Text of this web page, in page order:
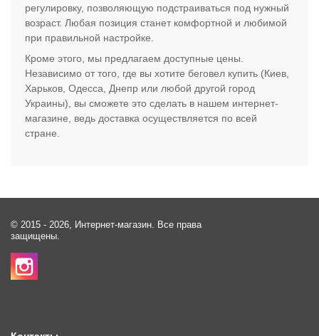
регулировку, позволяющую подстраиваться под нужный
возраст. Любая позиция станет комфортной и любимой
при правильной настройке.
Кроме этого, мы предлагаем доступные цены.
Независимо от того, где вы хотите беговел купить (Киев,
Харьков, Одесса, Днепр или любой другой город
Украины), вы сможете это сделать в нашем интернет-
магазине, ведь доставка осуществляется по всей
стране.
© 2015 - 2026, Интернет-магазин. Все права
защищены.